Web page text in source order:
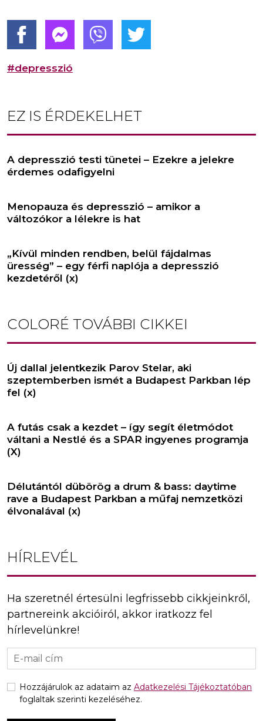
#depresszió
EZ IS ÉRDEKELHET
A depresszió testi tünetei – Ezekre a jelekre
érdemes odafigyelni
Menopauza és depresszió – amikor a
változókor a lélekre is hat
„Kívül minden rendben, belül fájdalmas
üresség” – egy férfi naplója a depresszió
kezdetéről (x)
COLORÉ TOVÁBBI CIKKEI
Új dallal jelentkezik Parov Stelar, aki
szeptemberben ismét a Budapest Parkban lép
fel (x)
A futás csak a kezdet – így segít életmódot
váltani a Nestlé és a SPAR ingyenes programja
(X)
Délutántól dübörög a drum & bass: daytime
rave a Budapest Parkban a műfaj nemzetközi
élvonalával (x)
HÍRLEVÉL
Ha szeretnél értesülni legfrissebb cikkjeinkről,
partnereink akcióiról, akkor iratkozz fel
hírlevelünkre!
Hozzájárulok az adataim az Adatkezelési Tájékoztatóban
foglaltak szerinti kezeléséhez.